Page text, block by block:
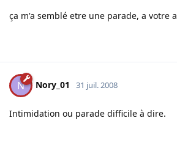
ça m'a semblé etre une parade, a votre
N Nory_01 31 juil. 2008
Intimidation ou parade difficile à dire.